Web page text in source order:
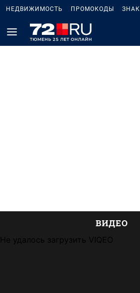
НЕДВИЖИМОСТЬ ПРОМОКОДЫ
ВИДЕО
Не удалось загрузить VIQEO